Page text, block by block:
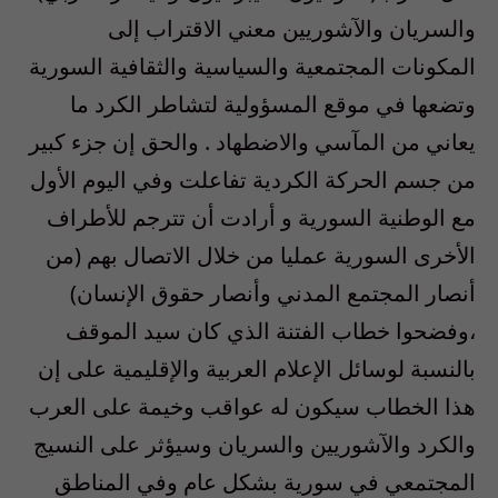
والسريان والآشوريين معني الاقتراب إلى
المكونات المجتمعية والسياسية والثقافية السورية
وتضعها في موقع المسؤولية لتشاطر الكرد ما
يعاني من المآسي والاضطهاد . والحق إن جزء كبير
من جسم الحركة الكردية تفاعلت وفي اليوم الأول
مع الوطنية السورية و أرادت أن تترجم للأطراف
الأخرى السورية عمليا من خلال الاتصال بهم (من
أنصار المجتمع المدني وأنصار حقوق الإنسان)
،وفضحوا خطاب الفتنة الذي كان سيد الموقف
بالنسبة لوسائل الإعلام العربية والإقليمية على إن
هذا الخطاب سيكون له عواقب وخيمة على العرب
والكرد والآشوريين والسريان وسيؤثر على النسيج
المجتمعي في سورية بشكل عام وفي المناطق